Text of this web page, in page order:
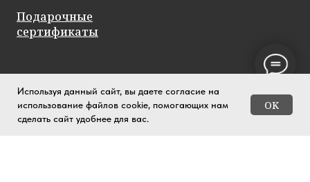
Используя данный сайт, вы даете согласие на
использование файлов cookie, помогающих нам
сделать сайт удобнее для вас.
OK
Подарочные
сертификаты